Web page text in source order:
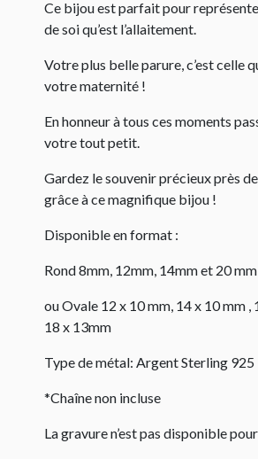
Ce bijou est parfait pour
de soi qu’est l’allaitement.
Votre plus belle parure, c’est celle
votre maternité !
En honneur à tous ces moments
votre tout petit.
Gardez le souvenir précieux près
grâce à ce magnifique bijou !
Disponible en format :
Rond 8mm, 12mm, 14mm et 20 mm
ou Ovale 12 x 10 mm, 14 x 10 mm ,
18 x 13mm
Type de métal: Argent Sterling 925
*Chaîne non incluse
La gravure n’est pas disponible